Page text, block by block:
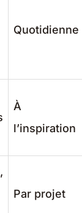
Quotidienne
À
l’inspiration
Par projet